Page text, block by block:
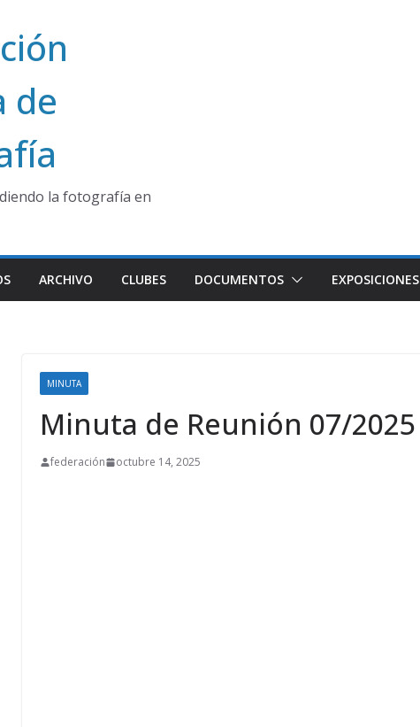
de
la fotografía en
ARCHIVO CLUBES DOCUMENTOS EXPOSICIONES
MINUTA
Minuta de Reunión 07/2025
federación octubre 14, 2025